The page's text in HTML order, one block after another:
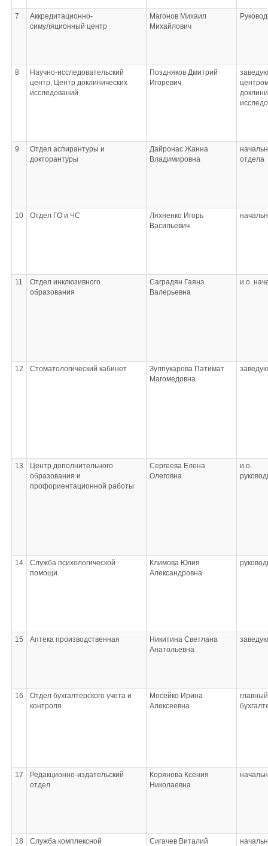
7
Аккредитационно-
симуляционный центр
Магонов Михаил
Михайлович
8
Научно-исследовательский
центр, Центр доклинических
исследований
Поздняков Дмитрий
Игоревич
9
Отдел аспирантуры и
докторантуры
Дайронас Жанна
Владимировна
отдела
10 Отдел ГО и ЧС
Ляхненко Игорь
Васильевич
11
Отдел инклюзивного
образования
Саградян Гаянэ
Валерьевна
и.о.
12 Стоматологический кабинет
Зулпукарова Патимат
Магомедовна
13
Центр дополнительного
образования и
профориентационной работы
Сергеева Елена
Олеговна
и.о.
14
Служба психологической
помощи
Климова Юлия
Александровна
15 Аптека производственная
Никитина Светлана
Анатольевна
16
Отдел бухгалтерского учета и
контроля
Мосейко Ирина
Алексеевна
главный
17
Редакционно-издательский
отдел
Корянова Ксения
Николаевна
18
Служба комплексной
Сигачев Виталий